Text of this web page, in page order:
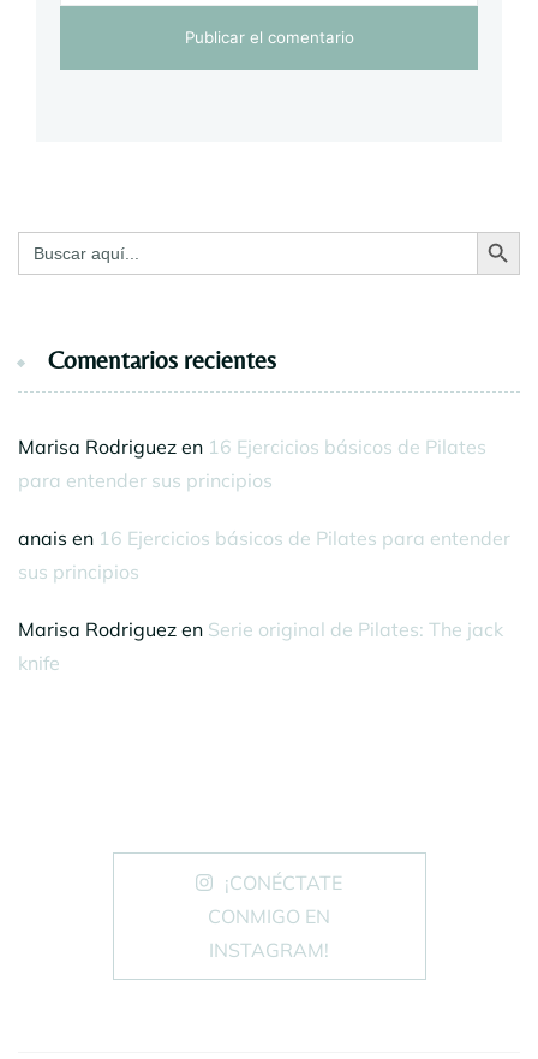
Buscar: Botón de
Comentarios recientes
Marisa Rodriguez en 16 Ejercicios básicos de Pilates
para entender sus principios
anais en 16 Ejercicios básicos de Pilates para entender
sus principios
Marisa Rodriguez en Serie original de Pilates: The jack
knife
¡CONÉCTATE
CONMIGO EN
INSTAGRAM!